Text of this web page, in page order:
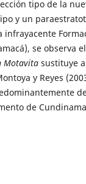
tipo de la
y un
se observa
Motavitasustituye a
y Reyes
de